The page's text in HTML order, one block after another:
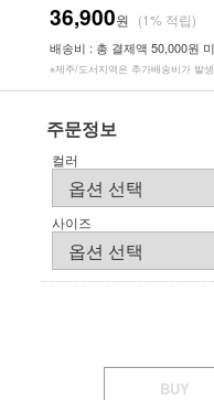
36,900원 (1% 적립)
배송비 : 총 결제액 50,000원
※제주/도서지역은 추가배송비가 발
주문정보
컬러
사이즈
BUY